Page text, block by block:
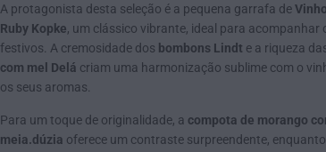
A protagonista desta seleção é a pequena garrafa de
Ruby Kopke, um clássico vibrante, ideal para acompanhar
festivos. A cremosidade dos bombons Lindt e a riqueza
com mel Delá criam uma harmonização sublime com o
os seus aromas.
Para um toque de originalidade, a compota de morango
meia.dúzia oferece um contraste surpreendente,